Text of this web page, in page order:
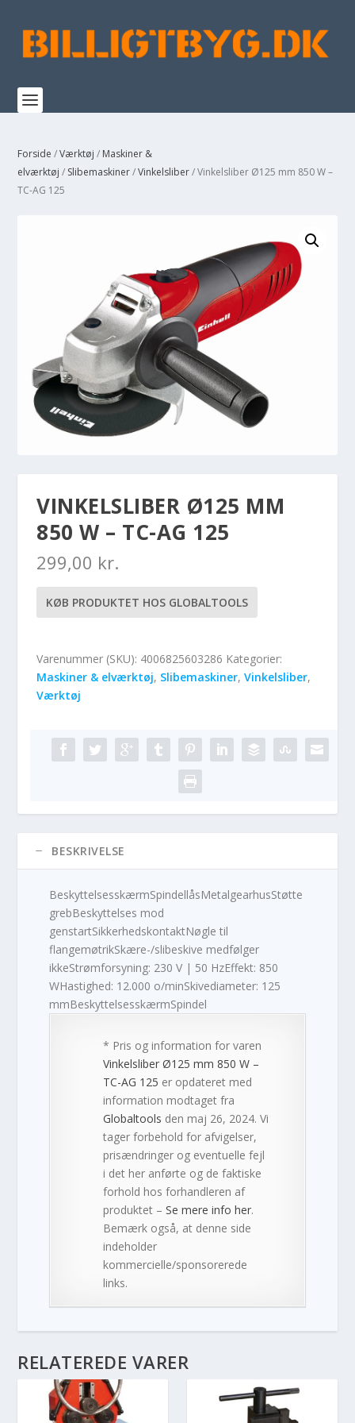
Forside /Værktøj / Maskiner &
elværktøj / Slibemaskiner/Vinkelsliber/ Vinkelsliber Ø125 mm 850 W –
TC-AG 125
VINKELSLIBER Ø125 MM
850 W – TC-AG 125
299,00 kr.
KØB PRODUKTET HOS GLOBALTOOLS
Varenummer (SKU): 4006825603286 Kategorier:
Maskiner & elværktøj, Slibemaskiner,Vinkelsliber,
Værktøj
BESKRIVELSE
BeskyttelsesskærmSpindellåsMetalgearhusStøtte
grebBeskyttelses mod
genstartSikkerhedskontaktNøgle til
flangemøtrikSkære-/slibeskive medfølger
ikkeStrømforsyning: 230 V | 50 HzEffekt: 850
WHastighed: 12.000 o/minSkivediameter: 125
mmBeskyttelsesskærmSpindel
* Pris og information for varen
Vinkelsliber Ø125 mm 850 W –
TC-AG 125 er opdateret med
information modtaget fra
Globaltools den maj 26, 2024. Vi
tager forbehold for afvigelser,
prisændringer og eventuelle fejl
i det her anførte og de faktiske
forhold hos forhandleren af
produktet –Se mere info her.
Bemærk også, at denne side
indeholder
kommercielle/sponsorerede
links.
RELATEREDE VARER